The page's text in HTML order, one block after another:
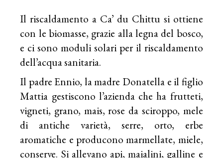
Il riscaldamento a Ca’ du Chittu si ottiene
con le biomasse, grazie alla legna del bosco,
e ci sono moduli solari per il riscaldamento
dell’acqua sanitaria.
Il padre Ennio, la madre Donatella e il figlio
Mattia gestiscono l’azienda che ha frutteti,
vigneti, grano, mais, rose da sciroppo, mele
di antiche varietà, serre, orto, erbe
aromatiche e producono marmellate, miele,
conserve. Si allevano api, maialini, galline e